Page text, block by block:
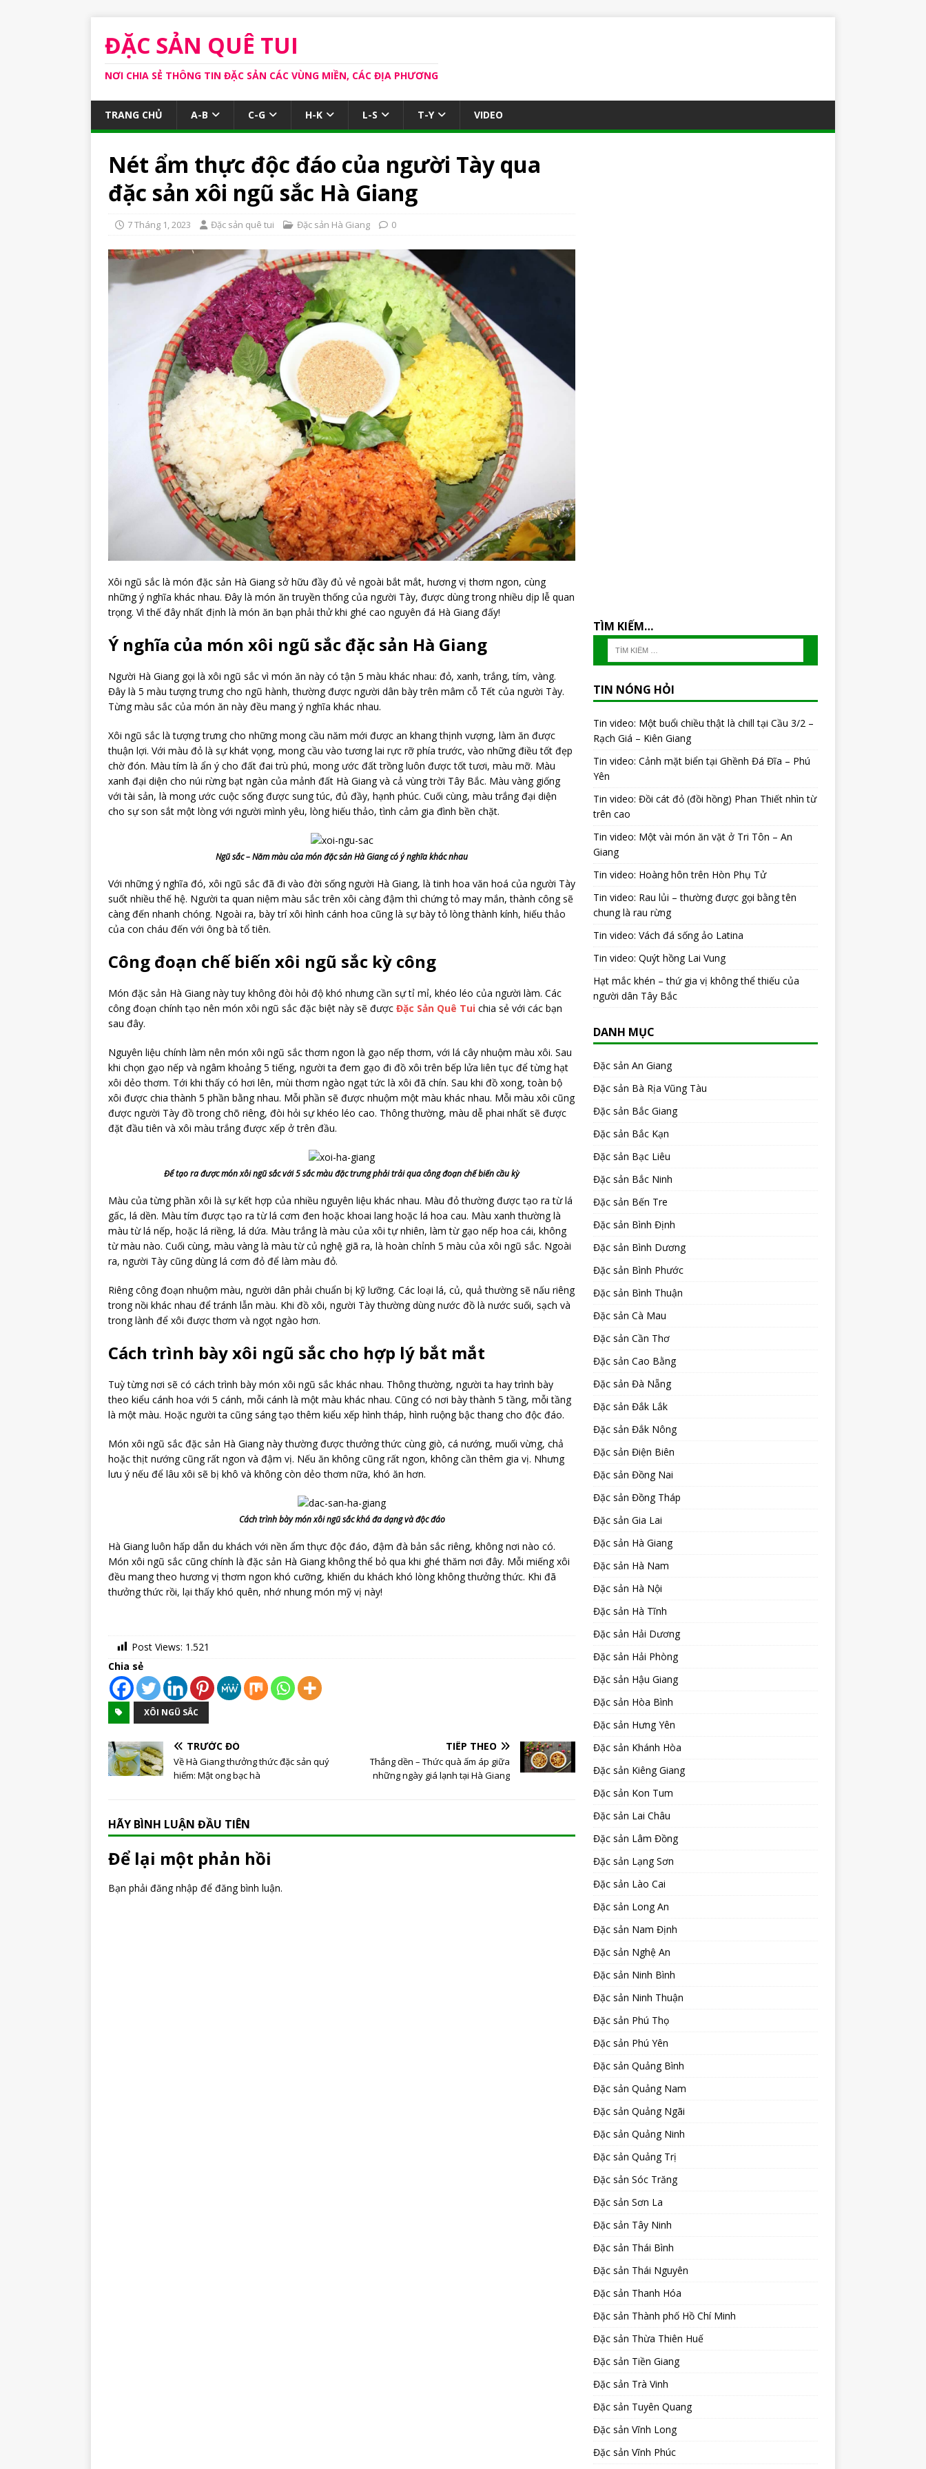
ĐẶC SẢN QUÊ TUI
NƠI CHIA SẺ THÔNG TIN ĐẶC SẢN CÁC VÙNG MIỀN, CÁC ĐỊA PHƯƠNG
TRANG CHỦ A-B C-G H-K L-S T-Y VIDEO
Nét ẩm thực độc đáo của người Tày qua
đặc sản xôi ngũ sắc Hà Giang
7 Tháng 1, 2023 Đặc sản quê tui Đặc sản Hà Giang 0
Xôi ngũ sắc là món đặc sản Hà Giang sở hữu đầy đủ vẻ ngoài bắt mắt, hương vị thơm ngon, cùng
những ý nghĩa khác nhau. Đây là món ăn truyền thống của người Tày, được dùng trong nhiều dịp lễ quan
trọng. Vì thế đây nhất định là món ăn bạn phải thử khi ghé cao nguyên đá Hà Giang đấy!
Ý nghĩa của món xôi ngũ sắc đặc sản Hà Giang
Người Hà Giang gọi là xôi ngũ sắc vì món ăn này có tận 5 màu khác nhau: đỏ, xanh, trắng, tím, vàng.
Đây là 5 màu tượng trưng cho ngũ hành, thường được người dân bày trên mâm cỗ Tết của người Tày.
Từng màu sắc của món ăn này đều mang ý nghĩa khác nhau.
Xôi ngũ sắc là tượng trưng cho những mong cầu năm mới được an khang thịnh vượng, làm ăn được
thuận lợi. Với màu đỏ là sự khát vọng, mong cầu vào tương lai rực rỡ phía trước, vào những điều tốt đẹp
chờ đón. Màu tím là ẩn ý cho đất đai trù phú, mong ước đất trồng luôn được tốt tươi, màu mỡ. Màu
xanh đại diện cho núi rừng bạt ngàn của mảnh đất Hà Giang và cả vùng trời Tây Bắc. Màu vàng giống
với tài sản, là mong ước cuộc sống được sung túc, đủ đầy, hạnh phúc. Cuối cùng, màu trắng đại diện
cho sự son sắt một lòng với người mình yêu, lòng hiếu thảo, tình cảm gia đình bền chặt.
Ngũ sắc – Năm màu của món đặc sản Hà Giang có ý nghĩa khác nhau
Với những ý nghĩa đó, xôi ngũ sắc đã đi vào đời sống người Hà Giang, là tinh hoa văn hoá của người Tày
suốt nhiều thế hệ. Người ta quan niệm màu sắc trên xôi càng đậm thì chứng tỏ may mắn, thành công sẽ
càng đến nhanh chóng. Ngoài ra, bày trí xôi hình cánh hoa cũng là sự bày tỏ lòng thành kính, hiếu thảo
của con cháu đến với ông bà tổ tiên.
Công đoạn chế biến xôi ngũ sắc kỳ công
Món đặc sản Hà Giang này tuy không đòi hỏi độ khó nhưng cần sự tỉ mỉ, khéo léo của người làm. Các
công đoạn chính tạo nên món xôi ngũ sắc đặc biệt này sẽ được Đặc Sản Quê Tui chia sẻ với các bạn
sau đây.
Nguyên liệu chính làm nên món xôi ngũ sắc thơm ngon là gạo nếp thơm, với lá cây nhuộm màu xôi. Sau
khi chọn gạo nếp và ngâm khoảng 5 tiếng, người ta đem gạo đi đồ xôi trên bếp lửa liên tục để từng hạt
xôi dẻo thơm. Tới khi thấy có hơi lên, mùi thơm ngào ngạt tức là xôi đã chín. Sau khi đồ xong, toàn bộ
xôi được chia thành 5 phần bằng nhau. Mỗi phần sẽ được nhuộm một màu khác nhau. Mỗi màu xôi cũng
được người Tày đồ trong chõ riêng, đòi hỏi sự khéo léo cao. Thông thường, màu dễ phai nhất sẽ được
đặt đầu tiên và xôi màu trắng được xếp ở trên đầu.
Để tạo ra được món xôi ngũ sắc với 5 sắc màu đặc trưng phải trải qua công đoạn chế biến cầu kỳ
Màu của từng phần xôi là sự kết hợp của nhiều nguyên liệu khác nhau. Màu đỏ thường được tạo ra từ lá
gấc, lá dền. Màu tím được tạo ra từ lá cơm đen hoặc khoai lang hoặc lá hoa cau. Màu xanh thường là
màu từ lá nếp, hoặc lá riềng, lá dứa. Màu trắng là màu của xôi tự nhiên, làm từ gạo nếp hoa cái, không
từ màu nào. Cuối cùng, màu vàng là màu từ củ nghệ giã ra, là hoàn chỉnh 5 màu của xôi ngũ sắc. Ngoài
ra, người Tày cũng dùng lá cơm đỏ để làm màu đỏ.
Riêng công đoạn nhuộm màu, người dân phải chuẩn bị kỹ lưỡng. Các loại lá, củ, quả thường sẽ nấu riêng
trong nồi khác nhau để tránh lẫn màu. Khi đồ xôi, người Tày thường dùng nước đồ là nước suối, sạch và
trong lành để xôi được thơm và ngọt ngào hơn.
Cách trình bày xôi ngũ sắc cho hợp lý bắt mắt
Tuỳ từng nơi sẽ có cách trình bày món xôi ngũ sắc khác nhau. Thông thường, người ta hay trình bày
theo kiểu cánh hoa với 5 cánh, mỗi cánh là một màu khác nhau. Cũng có nơi bày thành 5 tầng, mỗi tầng
là một màu. Hoặc người ta cũng sáng tạo thêm kiểu xếp hình tháp, hình ruộng bậc thang cho độc đáo.
Món xôi ngũ sắc đặc sản Hà Giang này thường được thưởng thức cùng giò, cá nướng, muối vừng, chả
hoặc thịt nướng cũng rất ngon và đậm vị. Nếu ăn không cũng rất ngon, không cần thêm gia vị. Nhưng
lưu ý nếu để lâu xôi sẽ bị khô và không còn dẻo thơm nữa, khó ăn hơn.
Cách trình bày món xôi ngũ sắc khá đa dạng và độc đáo
Hà Giang luôn hấp dẫn du khách với nền ẩm thực độc đáo, đậm đà bản sắc riêng, không nơi nào có.
Món xôi ngũ sắc cũng chính là đặc sản Hà Giang không thể bỏ qua khi ghé thăm nơi đây. Mỗi miếng xôi
đều mang theo hương vị thơm ngon khó cưỡng, khiến du khách khó lòng không thưởng thức. Khi đã
thưởng thức rồi, lại thấy khó quên, nhớ nhung món mỹ vị này!
Post Views: 1.521
Chia sẻ
XÔI NGŨ SẮC
TRƯỚC ĐÓ
Về Hà Giang thưởng thức đặc sản quý
hiếm: Mật ong bạc hà
TIẾP THEO
Thắng dền – Thức quà ấm áp giữa
những ngày giá lạnh tại Hà Giang
HÃY BÌNH LUẬN ĐẦU TIÊN
Để lại một phản hồi
Bạn phải đăng nhập để đăng bình luận.
TÌM KIẾM…
TIN NÓNG HỎI
Tin video: Một buổi chiều thật là chill tại Cầu 3/2 –
Rạch Giá – Kiên Giang
Tin video: Cảnh mặt biển tại Ghềnh Đá Đĩa – Phú
Yên
Tin video: Đồi cát đỏ (đồi hồng) Phan Thiết nhìn từ
trên cao
Tin video: Một vài món ăn vặt ở Tri Tôn – An
Giang
Tin video: Hoàng hôn trên Hòn Phụ Tử
Tin video: Rau lủi – thường được gọi bằng tên
chung là rau rừng
Tin video: Vách đá sống ảo Latina
Tin video: Quýt hồng Lai Vung
Hạt mắc khén – thứ gia vị không thể thiếu của
người dân Tây Bắc
DANH MỤC
Đặc sản An Giang
Đặc sản Bà Rịa Vũng Tàu
Đặc sản Bắc Giang
Đặc sản Bắc Kạn
Đặc sản Bạc Liêu
Đặc sản Bắc Ninh
Đặc sản Bến Tre
Đặc sản Bình Định
Đặc sản Bình Dương
Đặc sản Bình Phước
Đặc sản Bình Thuận
Đặc sản Cà Mau
Đặc sản Cần Thơ
Đặc sản Cao Bằng
Đặc sản Đà Nẵng
Đặc sản Đắk Lắk
Đặc sản Đắk Nông
Đặc sản Điện Biên
Đặc sản Đồng Nai
Đặc sản Đồng Tháp
Đặc sản Gia Lai
Đặc sản Hà Giang
Đặc sản Hà Nam
Đặc sản Hà Nội
Đặc sản Hà Tĩnh
Đặc sản Hải Dương
Đặc sản Hải Phòng
Đặc sản Hậu Giang
Đặc sản Hòa Bình
Đặc sản Hưng Yên
Đặc sản Khánh Hòa
Đặc sản Kiêng Giang
Đặc sản Kon Tum
Đặc sản Lai Châu
Đặc sản Lâm Đồng
Đặc sản Lạng Sơn
Đặc sản Lào Cai
Đặc sản Long An
Đặc sản Nam Định
Đặc sản Nghệ An
Đặc sản Ninh Bình
Đặc sản Ninh Thuận
Đặc sản Phú Thọ
Đặc sản Phú Yên
Đặc sản Quảng Bình
Đặc sản Quảng Nam
Đặc sản Quảng Ngãi
Đặc sản Quảng Ninh
Đặc sản Quảng Trị
Đặc sản Sóc Trăng
Đặc sản Sơn La
Đặc sản Tây Ninh
Đặc sản Thái Bình
Đặc sản Thái Nguyên
Đặc sản Thanh Hóa
Đặc sản Thành phố Hồ Chí Minh
Đặc sản Thừa Thiên Huế
Đặc sản Tiền Giang
Đặc sản Trà Vinh
Đặc sản Tuyên Quang
Đặc sản Vĩnh Long
Đặc sản Vĩnh Phúc